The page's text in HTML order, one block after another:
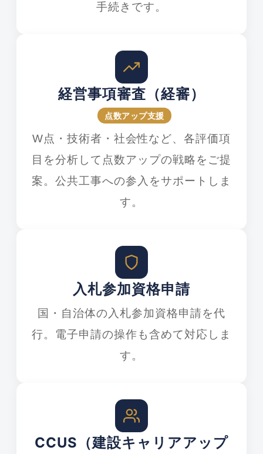
手続きです。
経営事項審査（経審）
点数アップ支援
W点・技術者・社会性など、各評価項
目を分析して点数アップの戦略をご提
案。公共工事への参入をサポートしま
す。
入札参加資格申請
国・自治体の入札参加資格申請を代
行。電子申請の操作も含めて対応しま
す。
CCUS（建設キャリアアップ